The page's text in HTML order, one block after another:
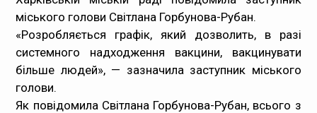
міського голови Світлана Горбунова-Рубан.
«Розробляється графік, який дозволить, в разі
системного надходження вакцини, вакцинувати
більше людей», — зазначила заступник міського
голови.
Як повідомила Світлана Горбунова-Рубан, всього з